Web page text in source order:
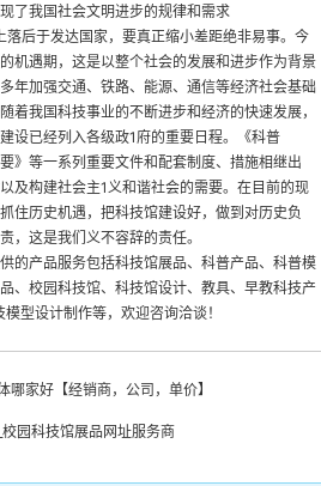
了我国社会文明进步的规律和需求
落后于发达国家，要真正缩小差距绝非易事。今
机遇期，这是以整个社会的发展和进步作为背景
年加强交通、铁路、能源、通信等经济社会基础
着我国科技事业的不断进步和经济的快速发展，
设已经列入各级政1府的重要日程。《科普
》等一系列重要文件和配套制度、措施相继出
及构建社会主1义和谐社会的需要。在目前的现
住历史机遇，把科技馆建设好，做到对历史负
，这是我们义不容辞的责任。
的产品服务包括科技馆展品、科普产品、科普模
、校园科技馆、科技馆设计、教具、早教科技产
型设计制作等，欢迎咨询洽谈！
哪家好【经销商，公司，单价】
园科技馆展品网址服务商